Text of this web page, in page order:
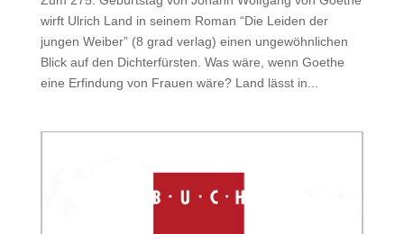
wirft Ulrich Land in seinem Roman “Die Leiden der
jungen Weiber” (8 grad verlag) einen ungewöhnlichen
Blick auf den Dichterfürsten. Was wäre, wenn Goethe
eine Erfindung von Frauen wäre? Land lässt in...